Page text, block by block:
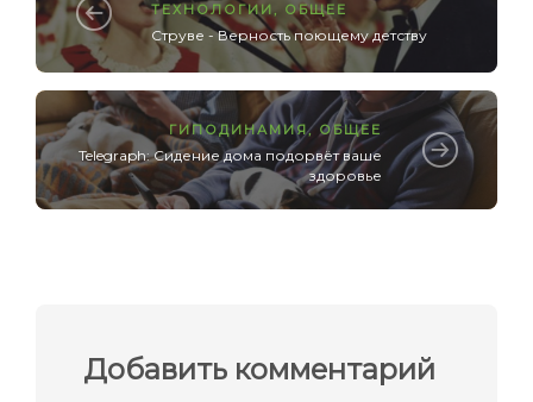
ТЕХНОЛОГИИ , ОБЩЕЕ
Струве - Верность поющему детству
ГИПОДИНАМИЯ, ОБЩЕЕ
Telegraph: Сидение дома подорвёт ваше
здоровье
Добавить комментарий